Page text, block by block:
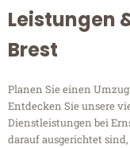
Leistungen
Brest
Planen Sie einen
Entdecken Sie unsere
Dienstleistungen bei
darauf ausgerichtet